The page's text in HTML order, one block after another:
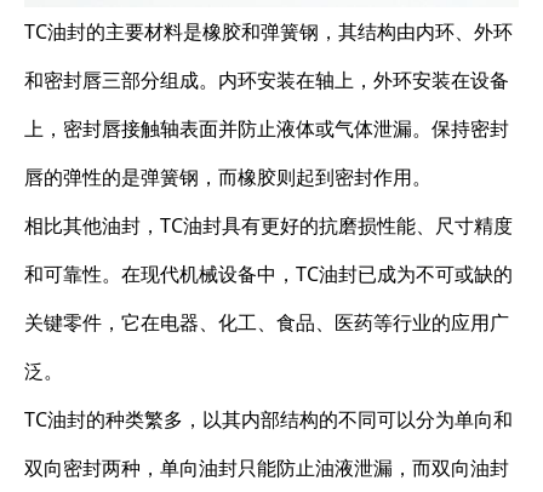
TC油封的主要材料是橡胶和弹簧钢，其结构由内环、外环
和密封唇三部分组成。内环安装在轴上，外环安装在设备
上，密封唇接触轴表面并防止液体或气体泄漏。保持密封
唇的弹性的是弹簧钢，而橡胶则起到密封作用。
相比其他油封，TC油封具有更好的抗磨损性能、尺寸精度
和可靠性。在现代机械设备中，TC油封已成为不可或缺的
关键零件，它在电器、化工、食品、医药等行业的应用广
泛。
TC油封的种类繁多，以其内部结构的不同可以分为单向和
双向密封两种，单向油封只能防止油液泄漏，而双向油封